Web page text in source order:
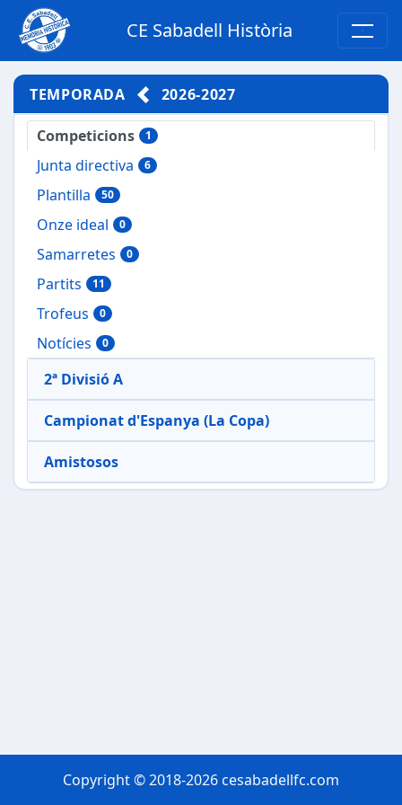
CE Sabadell Història
TEMPORADA 2026-2027
Competicions 1
Junta directiva 6
Plantilla 50
Onze ideal 0
Samarretes 0
Partits 11
Trofeus 0
Notícies 0
2ª Divisió A
Campionat d'Espanya (La Copa)
Amistosos
Copyright © 2018-2026 cesabadellfc.com